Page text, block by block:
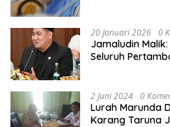
20 Januari 2026 0
Jamaludin
Seluruh
2 Juni 2024 0
Lurah Marunda
Karang Taruna